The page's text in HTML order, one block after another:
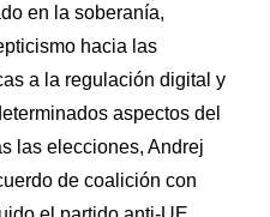
en la soberanía,
hacia las
a la regulación digital y
aspectos del
las elecciones, Andrej
de coalición con